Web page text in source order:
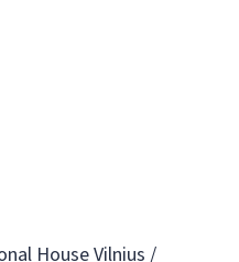
House Vilnius /